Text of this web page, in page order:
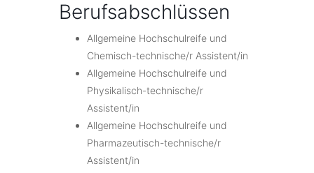
Berufsabschlüssen
Allgemeine Hochschulreife und
Chemisch-technische/r Assistent/in
Allgemeine Hochschulreife und
Physikalisch-technische/r
Assistent/in
Allgemeine Hochschulreife und
Pharmazeutisch-technische/r
Assistent/in